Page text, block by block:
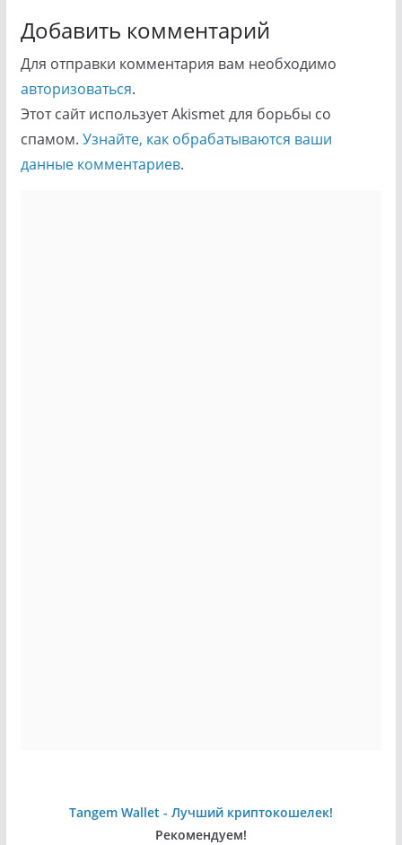
Добавить комментарий
Для отправки комментария вам необходимо
авторизоваться.
Этот сайт использует Akismet для борьбы со
спамом. Узнайте, как обрабатываются ваши
данные комментариев.
Tangem Wallet - Лучший криптокошелек!
Рекомендуем!